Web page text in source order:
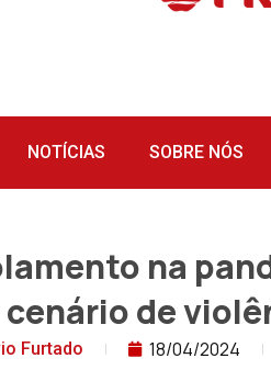
NOTÍCIAS SOBRE NÓS
na
de
Furtado 18/04/2024